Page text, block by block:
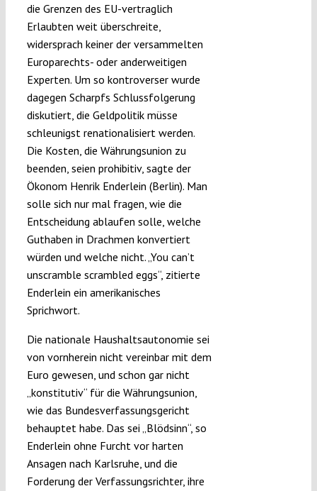
die Grenzen des EU-vertraglich
Erlaubten weit überschreite,
widersprach keiner der versammelten
Europarechts- oder anderweitigen
Experten. Um so kontroverser wurde
dagegen Scharpfs Schlussfolgerung
diskutiert, die Geldpolitik müsse
schleunigst renationalisiert werden.
Die Kosten, die Währungsunion zu
beenden, seien prohibitiv, sagte der
Ökonom Henrik Enderlein (Berlin). Man
solle sich nur mal fragen, wie die
Entscheidung ablaufen solle, welche
Guthaben in Drachmen konvertiert
würden und welche nicht. „You can’t
unscramble scrambled eggs“, zitierte
Enderlein ein amerikanisches
Sprichwort.
Die nationale Haushaltsautonomie sei
von vornherein nicht vereinbar mit dem
Euro gewesen, und schon gar nicht
„konstitutiv“ für die Währungsunion,
wie das Bundesverfassungsgericht
behauptet habe. Das sei „Blödsinn“, so
Enderlein ohne Furcht vor harten
Ansagen nach Karlsruhe, und die
Forderung der Verfassungsrichter, ihre